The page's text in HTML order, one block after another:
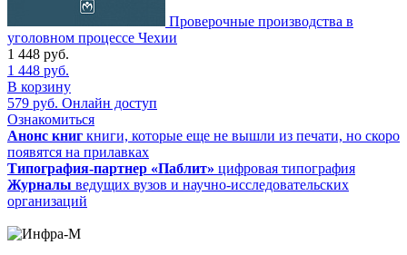
Проверочные производства в
уголовном процессе Чехии
1 448 руб.
1 448 руб.
В корзину
579 руб. Онлайн доступ
Ознакомиться
Анонс книг книги, которые еще не вышли из печати, но скоро
появятся на прилавках
Типография-партнер «Паблит» цифровая типография
Журналы ведущих вузов и научно-исследовательских
организаций